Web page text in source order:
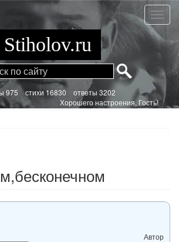
В
Stiholov.ru
975стихи 16830 ответы 3202
Хорошего настроения, Гость!
Автор